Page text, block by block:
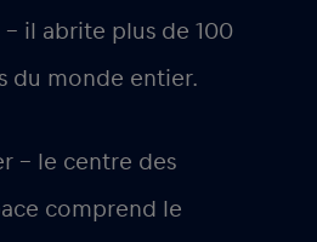
il abrite plus de 100
du monde entier.
– le centre des
comprend le